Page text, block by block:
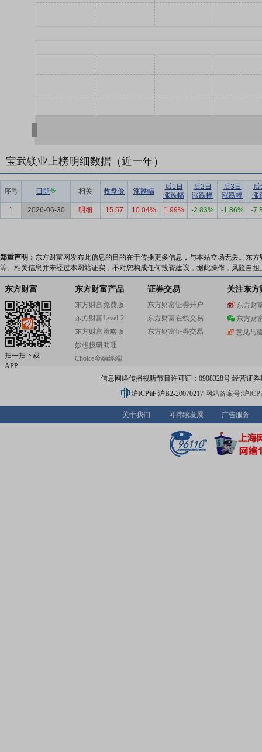
宝武镁业上榜明细数据（近一年）
序号 日期 相关 收盘价 涨跌幅
后1日
涨跌幅
后2日
涨跌幅
后3日
涨跌幅
后
涨
1
2026-06-30 明细 15.57 10.04% 1.99% -2.83% -1.86% -
郑重声明： 东方财富网发布此信息的目的在于传播更多信息，与本站立场无关。东
等。相关信息并未经过本网站证实，不对您构成任何投资建议，据此操作，风险自担